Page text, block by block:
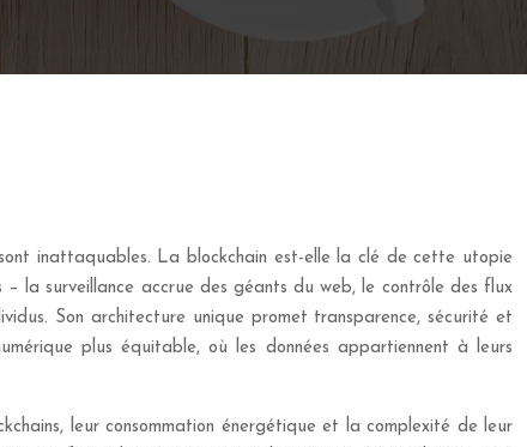
inattaquables. La blockchain est-elle la clé de cette utopie
la surveillance accrue des géants du web, le contrôle des flux
Son architecture unique promet transparence, sécurité et
plus équitable, où les données appartiennent à leurs
leur consommation énergétique et la complexité de leur